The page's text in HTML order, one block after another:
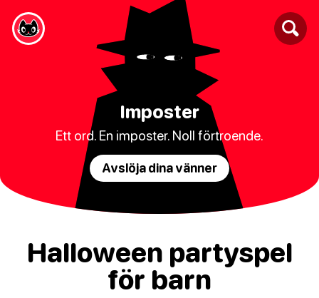
Imposter
Ett ord. En imposter. Noll förtroende.
Avslöja dina vänner
Halloween partyspel
för barn